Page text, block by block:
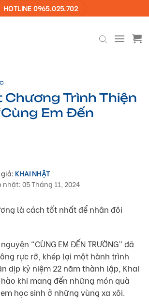
HOTLINE 0965.025.702
Chương Trình Thiện
Em Đến
KHAI NHẬT
nhật: 05 Tháng 11, 2024
là cách tốt nhất để nhân đôi
“CÙNG EM ĐẾN TRƯỜNG” đã
rực rỡ, khép lại một hành trình
dịp kỷ niệm 22 năm thành lập, Khai
khi mang đến những món quà
học sinh ở những vùng xa xôi.